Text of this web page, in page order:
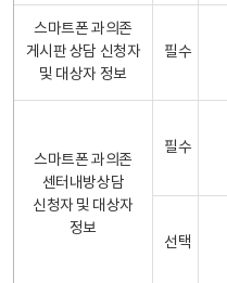
스마트폰 과의존
게시판 상담 신청자
및 대상자 정보
필수
스마트폰 과의존
센터내방상담
신청자 및 대상자
정보
필수
선택